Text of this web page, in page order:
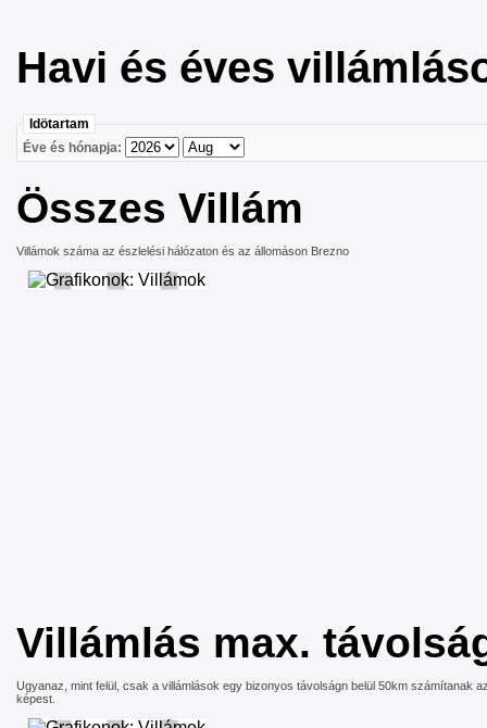
Havi és éves
Idötartam
Éve és hónapja:
Összes Villám
Villámok száma az észlelési hálózaton és az állomáson Brezno
Villámlás max.
Ugyanaz, mint felül, csak a villámlások egy bizonyos távolságn belül 50km számítanak
képest.